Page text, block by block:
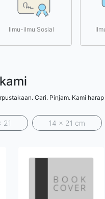
Ilmu-ilmu Sosial
Cari. Pinjam. Kami
21 14 x 21 cm